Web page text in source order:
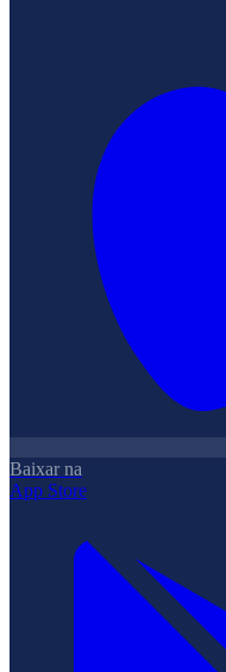
Baixar na
App Store